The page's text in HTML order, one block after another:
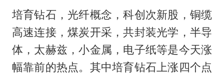
培育钻石，光纤概念，科创次新股，铜缆
高速连接，煤炭开采，共封装光学，半导
体，太赫兹，小金属，电子纸等是今天涨
幅靠前的热点。其中培育钻石上涨四个点